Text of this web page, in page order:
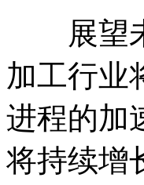
展望未
加工行业
进程的加
将持续增